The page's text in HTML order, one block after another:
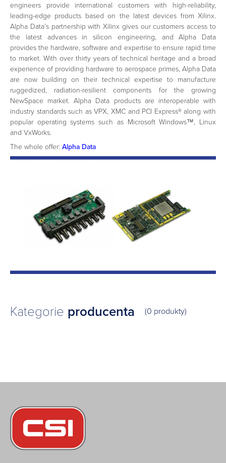
engineers provide international customers with high-reliability,
leading-edge products based on the latest devices from Xilinx.
Alpha Data’s partnership with Xilinx gives our customers access to
the latest advances in silicon engineering, and Alpha Data
provides the hardware, software and expertise to ensure rapid time
to market. With over thirty years of technical heritage and a broad
experience of providing hardware to aerospace primes, Alpha Data
are now building on their technical expertise to manufacture
ruggedized, radiation-resilient components for the growing
NewSpace market. Alpha Data products are interoperable with
industry standards such as VPX, XMC and PCI Express® along with
popular operating systems such as Microsoft Windows™, Linux
and VxWorks.
The whole offer: Alpha Data
Kategorie producenta (0 produkty)